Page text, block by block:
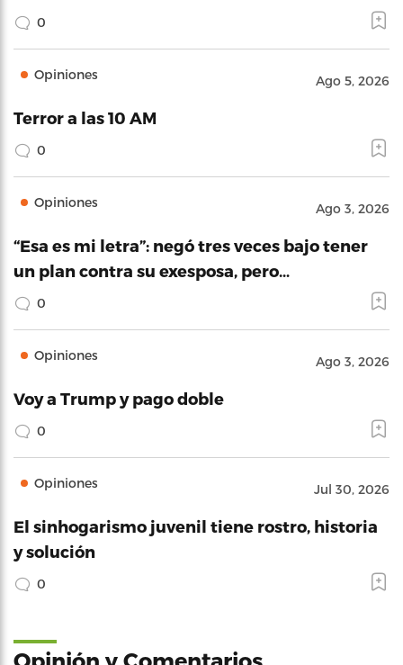
0
Opiniones Ago 5, 2026
Terror a las 10 AM
0
Opiniones Ago 3, 2026
“Esa es mi letra”: negó tres veces bajo tener
un plan contra su exesposa, pero…
0
Opiniones Ago 3, 2026
Voy a Trump y pago doble
0
Opiniones Jul 30, 2026
El sinhogarismo juvenil tiene rostro, historia
y solución
0